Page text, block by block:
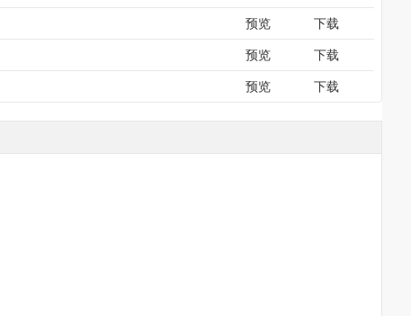
预览 下载
预览 下载
预览 下载